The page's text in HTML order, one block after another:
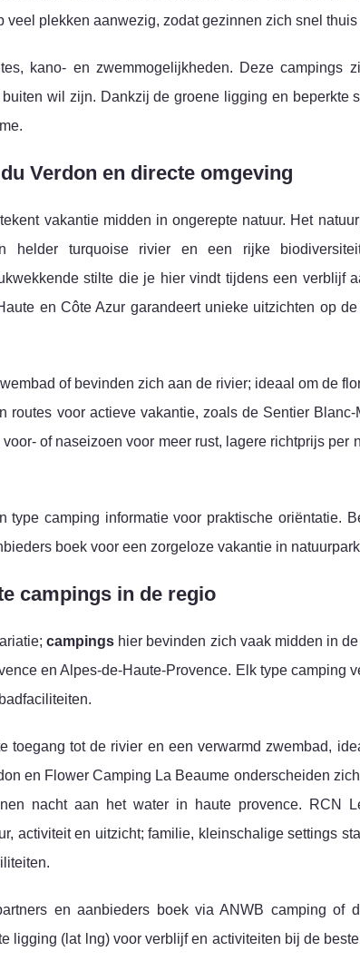
plekken aanwezig, zodat gezinnen zich snel thuis
kano- en zwemmogelijkheden. Deze campings
wil zijn. Dankzij de groene ligging en beperkte
Verdon en directe omgeving
vakantie midden in ongerepte natuur. Het
helder turquoise rivier en een rijke
stilte die je hier vindt tijdens een verblijf
en Côte Azur garandeert unieke uitzichten op
of bevinden zich aan de rivier; ideaal om de
routes voor actieve vakantie, zoals de Sentier Blanc-
of naseizoen voor meer rust, lagere richtprijs per
camping informatie voor praktische oriëntatie.
boek voor een zorgeloze vakantie in
campings in de regio
campings hier bevinden zich vaak midden in
en Alpes-de-Haute-Provence. Elk type camping
toegang tot de rivier en een verwarmd zwembad,
en Flower Camping La Beaume onderscheiden
nacht aan het water in haute provence. RCN
activiteit en uitzicht; familie, kleinschalige settings
en aanbieders boek via ANWB camping of
ligging (lat lng) voor verblijf en activiteiten bij de